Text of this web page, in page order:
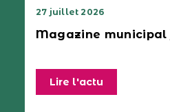
27 juillet 2026
Magazine municipal
Lire l'actu